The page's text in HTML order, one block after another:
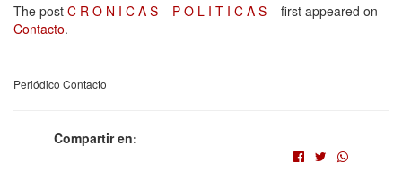
The post C R O N I C A S P O L I T I C A S
first appeared on
Contacto.
Periódico Contacto
Compartir en: